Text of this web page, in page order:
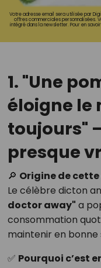
Votre adresse email sera utilisée par
offres commerciales personnalisées.
intégré dans la newsletter. Pour en
1. "Une
éloigne le
toujours"
presque
🔎 Origine de
Le célèbre dicton
doctor away" a
consommation
maintenir en bonne
✅ Pourquoi c’est